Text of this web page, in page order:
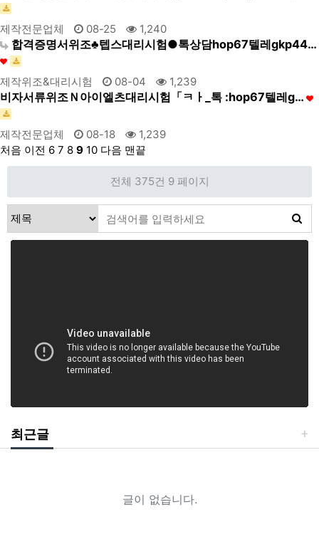
제작전문업체 08-25 1,240
합격증명서위조♣텝스대리시험●톡상담hop67텔레gkp44…
제작위조&대리시험 08-04 1,239
비자서류위조Ｎ아이엘츠대리시험「ㅋㅏ_톡 :hop67텔레g…
제작전문업체 08-18
1,239
처음 이전 6 7 8 9 10 다음 맨끝
전체 375건 9 페이지
최근글
글이 없습니다.